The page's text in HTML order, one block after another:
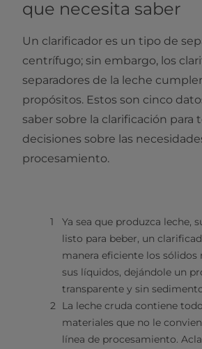
que necesita saber
Un clarificador es un tipo de
centrífugo; sin embargo, los
separadores de la leche
propósitos. Estos son cinco
saber sobre la clarificación para
decisiones sobre las
procesamiento.
Ya sea que produzca leche,
listo para beber, un
manera eficiente los sólidos
sus líquidos, dejándole un
transparente y sin
La leche cruda contiene
materiales que no le
línea de procesamiento.